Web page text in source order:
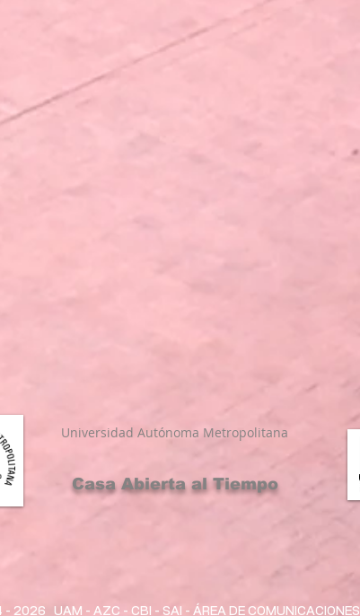
Universidad Autónoma Metropolitana
Casa Abierta al Tiempo
- 2026 UAM - AZC - CBI - SAI - ÁREA DE COMUNICACIONES